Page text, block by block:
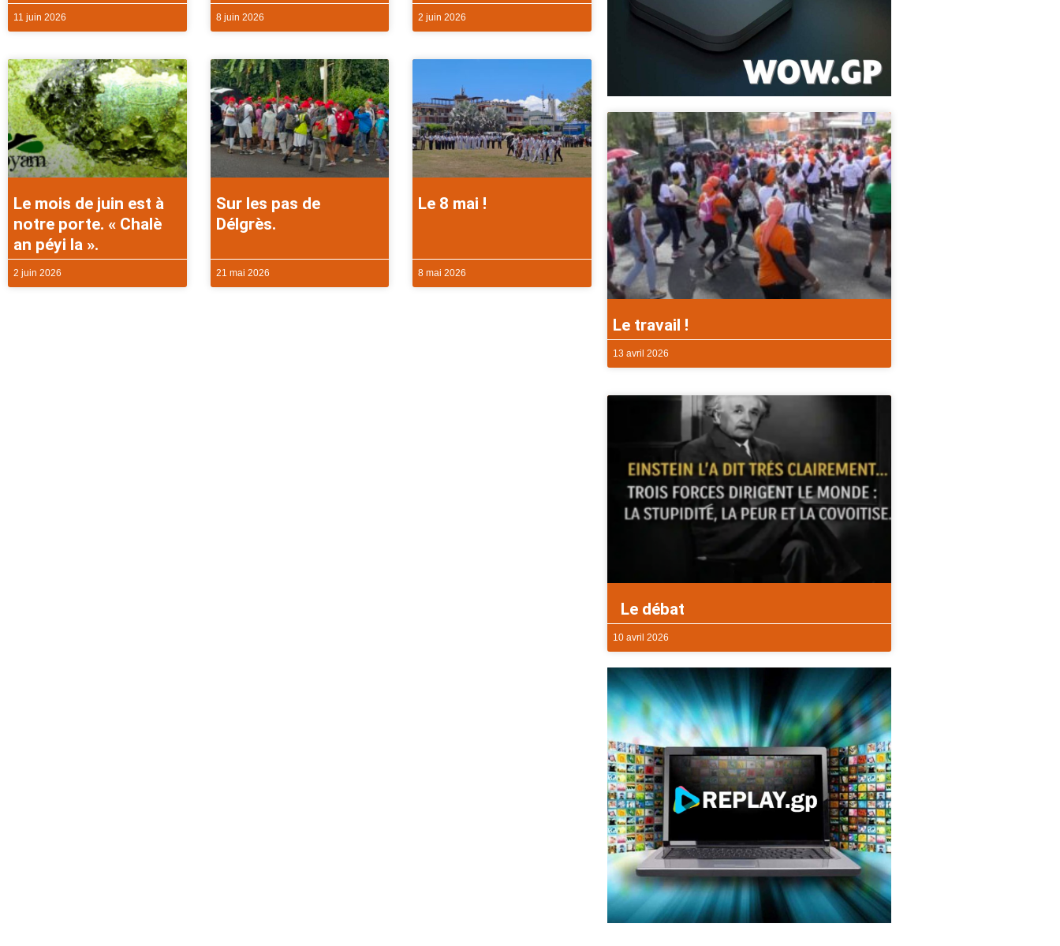
11 juin 2026 8 juin 2026 2 juin 2026
Le mois de juin est à
notre porte. « Chalè
an péyi la ».
2 juin 2026
Sur les pas de
Délgrès.
21 mai 2026
Le 8 mai !
8 mai 2026
Le travail !
13 avril 2026
Le débat
10 avril 2026